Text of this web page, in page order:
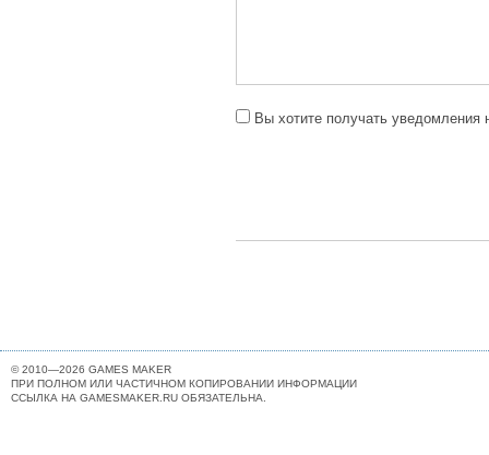
Вы хотите получать
© 2010—2026 GAMES MAKER
ПРИ ПОЛНОМ ИЛИ ЧАСТИЧНОМ КОПИРОВАНИИ ИНФОРМАЦИИ
ССЫЛКА НА GAMESMAKER.RU ОБЯЗАТЕЛЬНА.